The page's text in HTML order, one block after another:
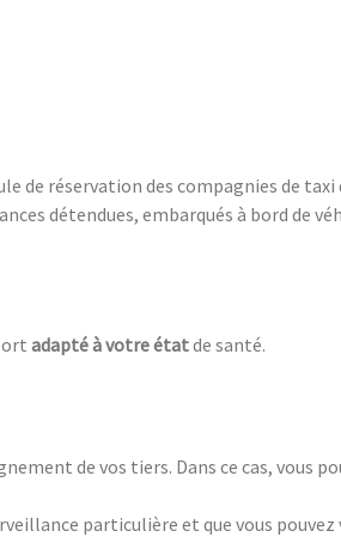
de réservation des compagnies de taxi
détendues, embarqués à bord de
adapté à votre étatde santé.
de vos tiers. Dans ce cas, vous
particulière et que vous pouvez